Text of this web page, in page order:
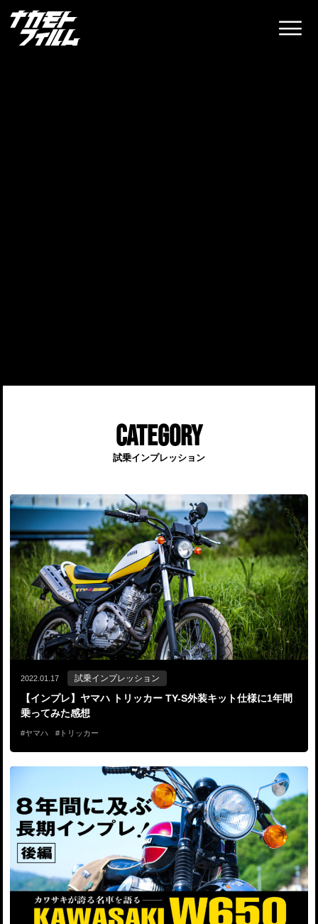
CATEGORY
試乗インプレッション
2022.01.17 試乗インプレッション
【インプレ】ヤマハ トリッカー TY-S外装キット仕様に1年間
乗ってみた感想
ヤマハ トリッカー